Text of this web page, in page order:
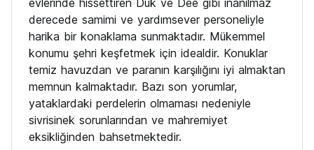
- Restoranda kahvaltı ucuz fiyata sunulmaktadır.
5. Girişten 48 saat öncesine kadar ücretsiz iptal
Girişten sonraki 48 saat içinde: Konaklama bedelinin %100'ü
tahsil edilir.
6. Burada elektrikli bisikletin şarj edilmesine izin vermiyoruz.
Eğer öğrenirsek, sizden 50$ ücret alacağız.
7. Saat 21.00'e kadar buraya motor veya bisiklet park
edilmesine izin vermiyoruz.
8. Ayakkabının içeride giyilmesine izin vermiyoruz. (Auto-
translated from original language)
evlerinde hissettiren Duk ve Dee gibi inanılmaz
derecede samimi ve yardımsever personeliyle
harika bir konaklama sunmaktadır. Mükemmel
konumu şehri keşfetmek için idealdir. Konuklar
temiz havuzdan ve paranın karşılığını iyi almaktan
memnun kalmaktadır. Bazı son yorumlar,
yataklardaki perdelerin olmaması nedeniyle
sivrisinek sorunlarından ve mahremiyet
eksikliğinden bahsetmektedir.